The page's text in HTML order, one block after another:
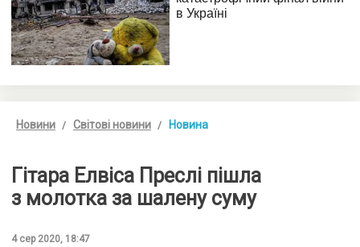
Новини Світові новини Новина
Гітара Елвіса Преслі пішла
з молотка за шалену суму
4 сер 2020, 18:47